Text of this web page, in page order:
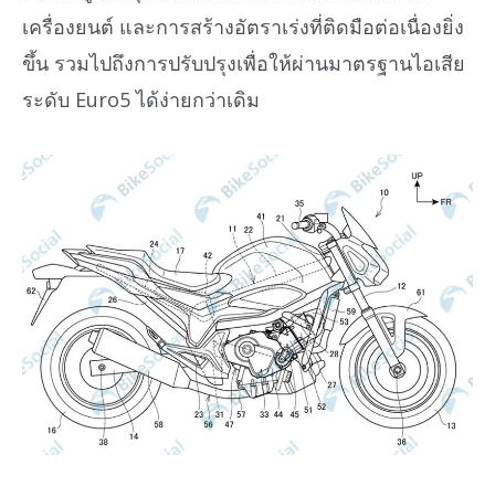
เครื่องยนต์ และการสร้างอัตราเร่งที่ติดมือต่อเนื่องยิ่ง
ขึ้น รวมไปถึงการปรับปรุงเพื่อให้ผ่านมาตรฐานไอเสีย
ระดับ Euro5 ได้ง่ายกว่าเดิม